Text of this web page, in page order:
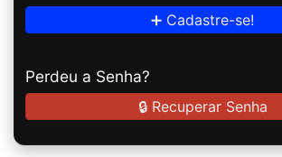
➕ Cadastre-se!
Perdeu a Senha?
🔒 Recuperar Senha